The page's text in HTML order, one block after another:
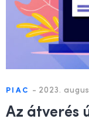
PIAC - 2023.
Az átverés